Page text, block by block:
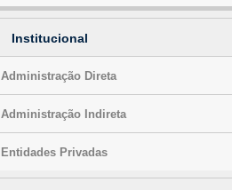
Institucional
Administração Direta
Administração Indireta
Entidades Privadas